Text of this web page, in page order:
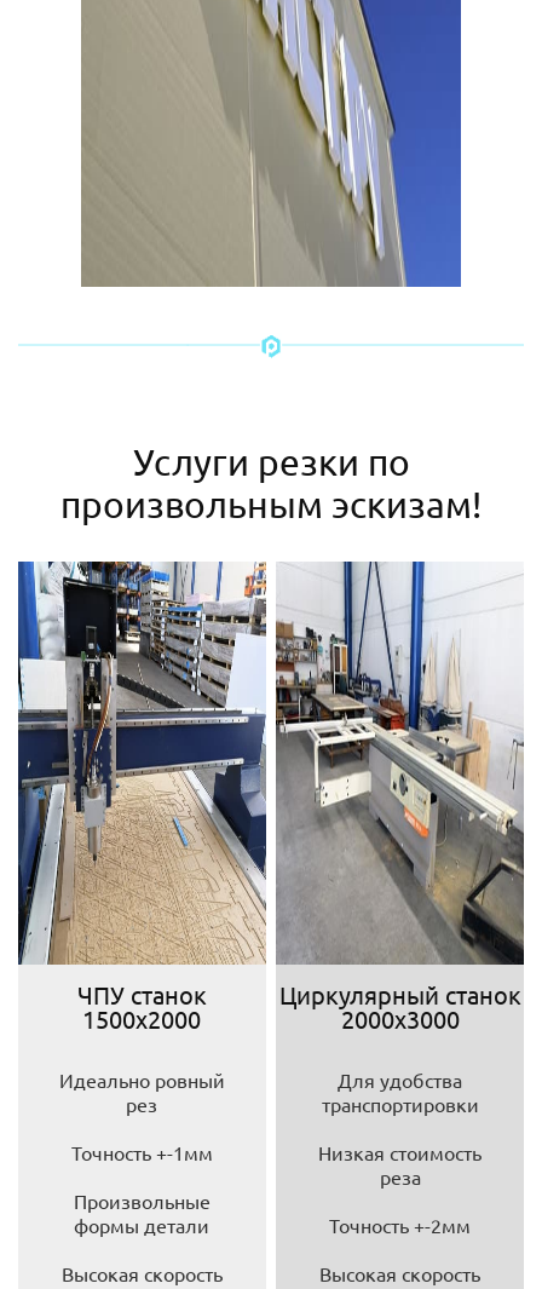
Услуги резки по
произвольным эскизам!
ЧПУ станок
1500х2000
Идеально ровный
рез
Точность +-1мм
Произвольные
формы детали
Высокая скорость
Циркулярный станок
2000х3000
Для удобства
транспортировки
Низкая стоимость
реза
Точность +-2мм
Высокая скорость